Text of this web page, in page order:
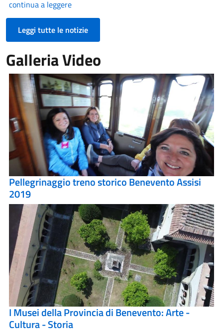
continua a leggere
Leggi tutte le notizie
Galleria Video
Pellegrinaggio treno storico Benevento Assisi
2019
I Musei della Provincia di Benevento: Arte -
Cultura - Storia